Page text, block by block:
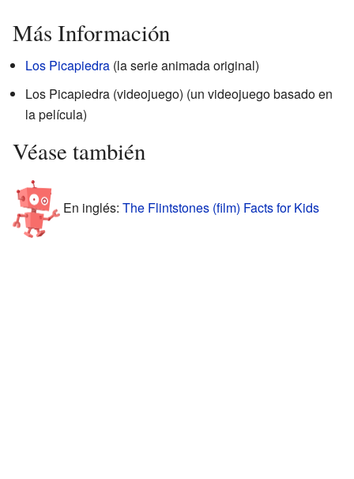
Más Información
Los Picapiedra (la serie animada original)
Los Picapiedra (videojuego) (un videojuego basado en
la película)
Véase también
En inglés: The Flintstones (film) Facts for Kids